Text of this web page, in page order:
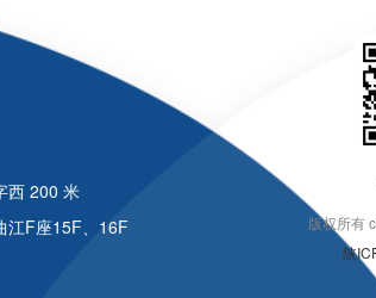
西 200 米
江F座15F、16F
版权所有
陕